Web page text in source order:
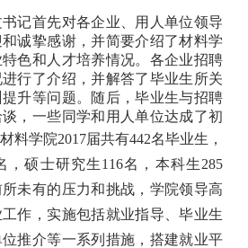
首先对各企业、用人单位领导
诚挚感谢，并简要介绍了材料学
色和人才培养情况。各企业招聘
行了介绍，并解答了毕业生所关
升等问题。随后，毕业生与招聘
，一些同学和用人单位达成了初
材料学院2017届共有442名毕业生，
，硕士研究生116名，本科生285
未有的压力和挑战，学院领导高
作，实施包括就业指导、毕业生
推介等一系列措施，搭建就业平